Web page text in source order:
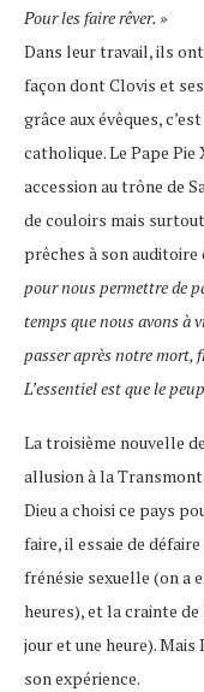
Pour les faire rêver. »
Dans leur travail, ils
façon dont Clovis et
grâce aux évêques,
catholique. Le Pape
accession au trône de
de couloirs mais
prêches à son auditoire
pour nous permettre de
temps que nous avons à
passer après notre mort,
L’essentiel est que le
La troisième nouvelle
allusion à la
Dieu a choisi ce pays
faire, il essaie de
frénésie sexuelle (on a
heures), et la crainte
jour et une heure).
son expérience.